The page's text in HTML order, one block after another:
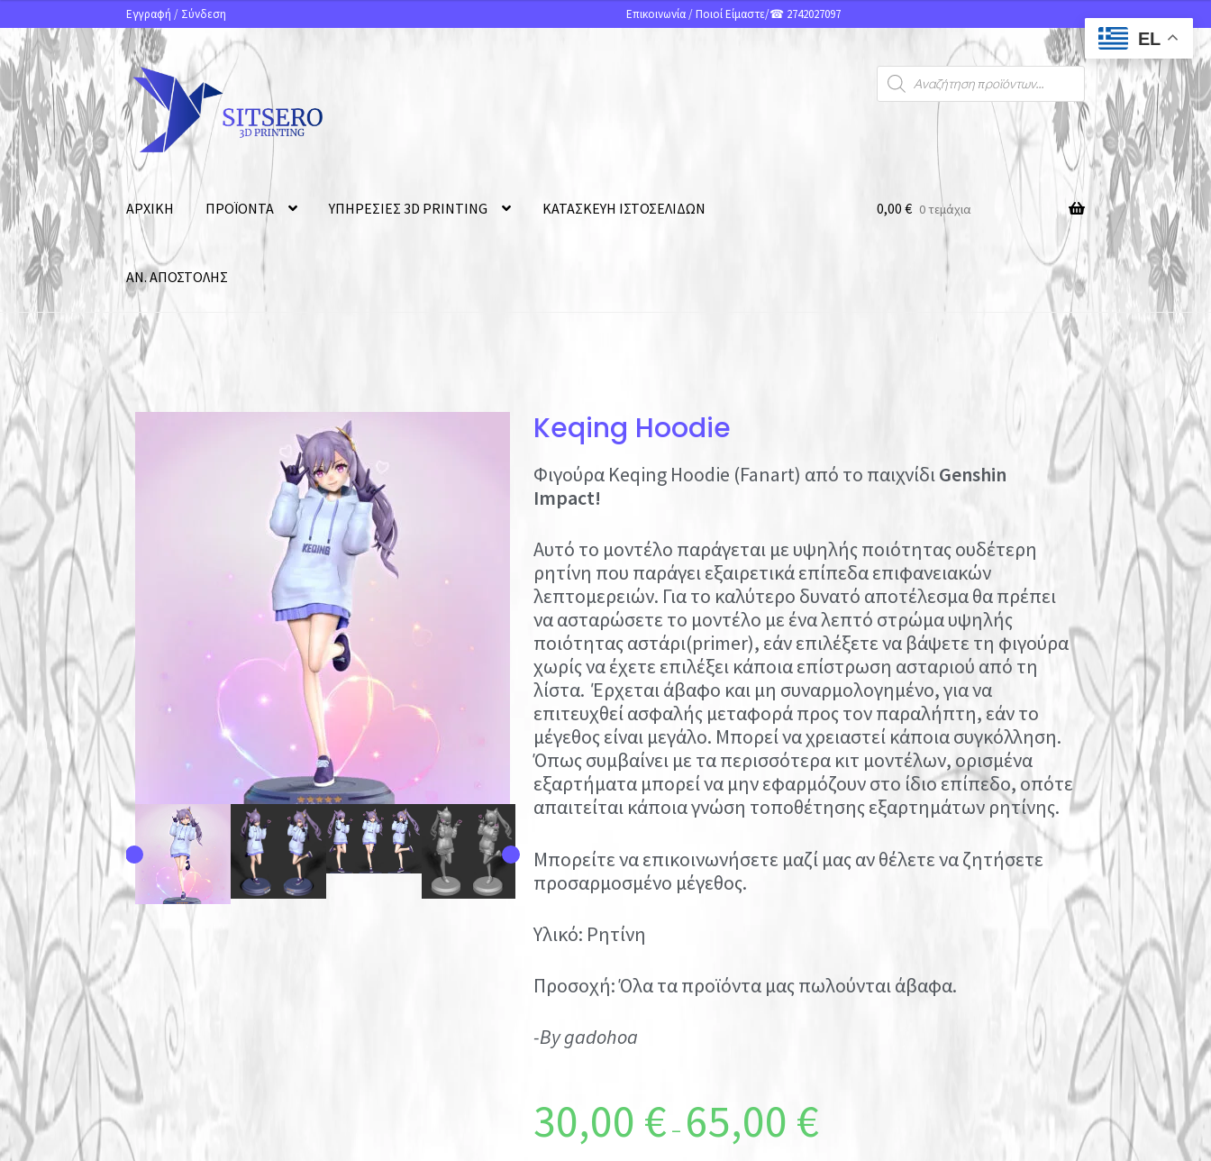
Εγγραφή / Σύνδεση Επικοινωνία/ Ποιοί Είμαστε/☎ 2742027097
ΑΡΧΙΚΗ ΠΡΟΪΟΝΤΑ ΥΠΗΡΕΣΙΕΣ 3D PRINTING ΚΑΤΑΣΚΕΥΗ ΙΣΤΟΣΕΛΙΔΩΝ
ΑΝ. ΑΠΟΣΤΟΛΗΣ
0,00 € 0 τεμάχια
Keqing Hoodie
Φιγούρα Keqing Hoodie (Fanart) από το παιχνίδιGenshin
Impact!
Αυτό το μοντέλο παράγεται με υψηλής ποιότητας ουδέτερη
ρητίνη που παράγει εξαιρετικά επίπεδα επιφανειακών
λεπτομερειών. Για το καλύτερο δυνατό αποτέλεσμα θα πρέπει
να ασταρώσετε το μοντέλο με ένα λεπτό στρώμα υψηλής
ποιότητας αστάρι(primer), εάν επιλέξετε να βάψετε τη φιγούρα
χωρίς να έχετε επιλέξει κάποια επίστρωση ασταριού από τη
λίστα. Έρχεται άβαφο και μη συναρμολογημένο, για να
επιτευχθεί ασφαλής μεταφορά προς τον παραλήπτη, εάν το
μέγεθος είναι μεγάλο. Μπορεί να χρειαστεί κάποια συγκόλληση.
Όπως συμβαίνει με τα περισσότερα κιτ μοντέλων, ορισμένα
εξαρτήματα μπορεί να μην εφαρμόζουν στο ίδιο επίπεδο, οπότε
απαιτείται κάποια γνώση τοποθέτησης εξαρτημάτων ρητίνης.
Μπορείτε να επικοινωνήσετε μαζί μας αν θέλετε να ζητήσετε
προσαρμοσμένο μέγεθος.
Υλικό: Ρητίνη
Προσοχή: Όλα τα προϊόντα μας πωλούνται άβαφα.
-By gadohoa
30,00 € – 65,00 €
EL